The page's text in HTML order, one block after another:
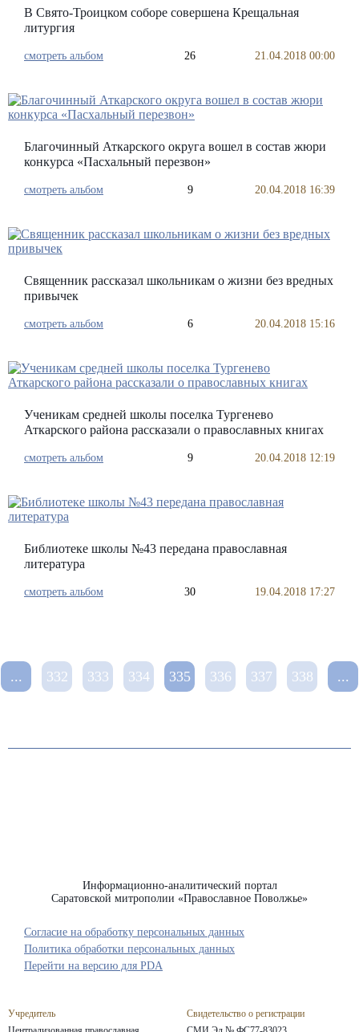
В Свято-Троицком соборе совершена Крещальная
литургия
смотреть альбом 26 21.04.2018 00:00
Благочинный Аткарского округа вошел в состав жюри
конкурса «Пасхальный перезвон»
смотреть альбом 9 20.04.2018 16:39
Священник рассказал школьникам о жизни без вредных
привычек
смотреть альбом 6 20.04.2018 15:16
Ученикам средней школы поселка Тургенево
Аткарского района рассказали о православных книгах
смотреть альбом 9 20.04.2018 12:19
Библиотеке школы №43 передана православная
литература
смотреть альбом 30 19.04.2018 17:27
... 332 333 334 335 336 337 338 ...
Информационно-аналитический портал
Саратовской митрополии «Православное Поволжье»
Учредитель
Свидетельство о регистрации
Согласие на обработку персональных данных
Политика обработки персональных данных
Перейти на версию для PDA